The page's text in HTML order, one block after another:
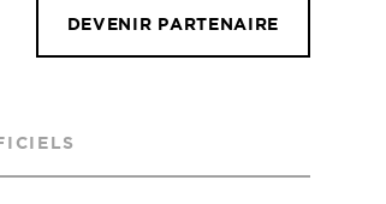
DEVENIR PARTENAIRE